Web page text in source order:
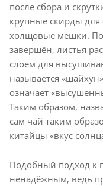
после сбора и
крупные скирды
холщовые мешки.
завершён, листья
слоем для
называется
означает
Таким образом,
сам чай таким
китайцы «вкус
Подобный подход к
ненадёжным, ведь